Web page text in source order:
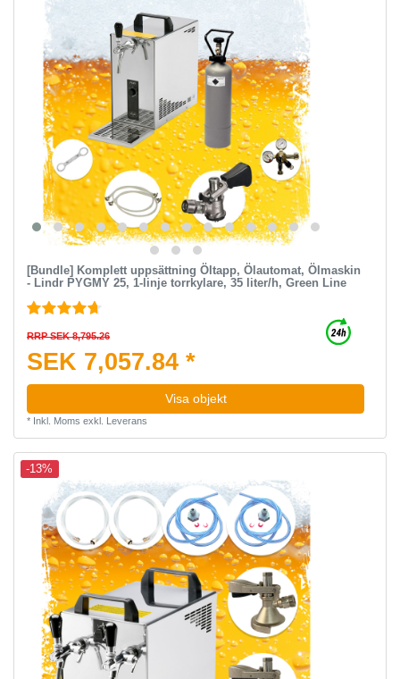
[Bundle] Komplett uppsättning Öltapp, Ölautomat, Ölmaskin
- Lindr PYGMY 25, 1-linje torrkylare, 35 liter/h, Green Line
RRP SEK 8,795.26
SEK 7,057.84 *
Visa objekt
* Inkl. Moms exkl. Leverans
-13%